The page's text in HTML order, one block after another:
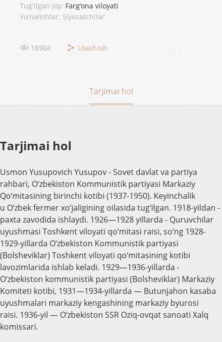
Tug'ilgan joy: Farg‘ona viloyati
Yo'nalishlar: Siyosatchilar
18904 Ulashish
Tarjimai hol
Tarjimai hol
Usmon Yusupovich Yusupov - Sovet davlat va partiya
rahbari, O‘zbekiston Kommunistik partiyasi Markaziy
Qo‘mitasining birinchi kotibi (1937-1950). Keyinchalik
u O‘zbek fermer xo‘jaligining oilasida tug‘ilgan. 1918-yildan -
paxta zavodida ishlaydi. 1926—1928 yillarda - Quruvchilar
uyushmasi Toshkent viloyati qo‘mitasi raisi, so‘ng 1928-
1929-yillarda O‘zbekiston Kommunistik partiyasi
(Bolsheviklar) Toshkent viloyati qo‘mitasining kotibi
lavozimlarida ishlab keladi. 1929—1936-yillarda -
O‘zbekiston kommunistik partiyasi (Bolsheviklar) Markaziy
Komiteti kotibi, 1931—1934-yillarda — Butunjahon kasaba
uyushmalari markaziy kengashining markaziy byurosi
raisi. 1936-yil — O‘zbekiston SSR Oziq-ovqat sanoati Xalq
komissari.